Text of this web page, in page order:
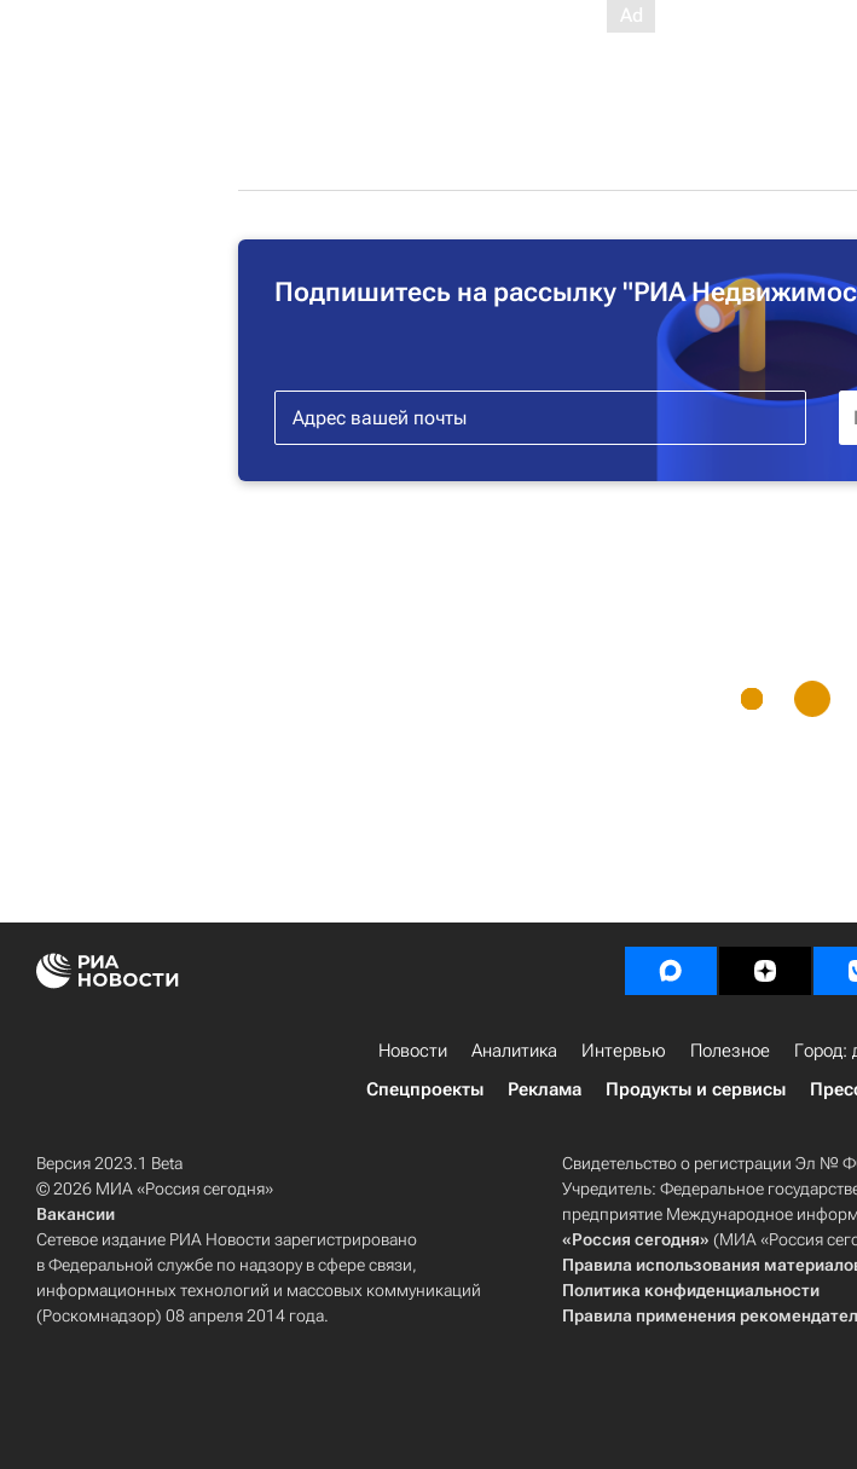
Подпишитесь на рассылку "РИА
Новости Аналитика Интервью Полезное Город:
Спецпроекты
Реклама Продукты и сервисы
Версия 2023.1 Beta
© 2026 МИА «Россия сегодня»
Вакансии
Сетевое издание РИА Новости зарегистрировано
в Федеральной службе по надзору в сфере связи,
информационных технологий и массовых коммуникаций
(Роскомнадзор) 08 апреля 2014 года.
Свидетельство о регистрации Эл №
Учредитель: Федеральное
предприятие Международное
«Россия сегодня» (МИА «Россия
Правила использования
Политика конфиденциальности
Правила применения